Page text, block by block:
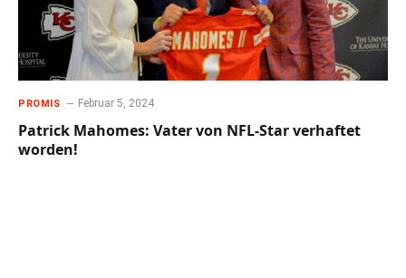
PROMIS Februar 5, 2024
Patrick Mahomes: Vater von NFL-Star verhaftet
worden!